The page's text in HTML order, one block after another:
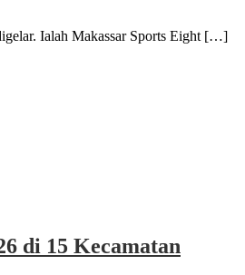
Ialah Makassar Sports Eight […]
di 15 Kecamatan